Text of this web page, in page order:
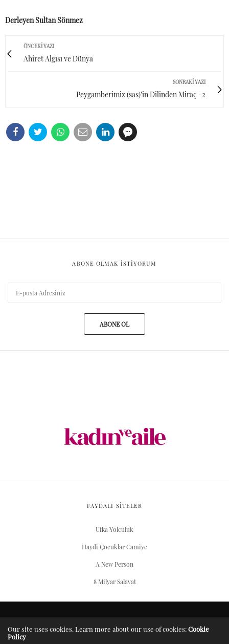
Derleyen Sultan Sönmez
ÖNCEKI YAZI
Ahiret Algısı ve Dünya
SONRAKI YAZI
Peygamberimiz (sas)’in Dilinden Miraç -2
ABONE OLMAK ISTIYORUM
ABONE OL
FAYDALI SİTELER
Ufka Yolculuk
Haydi Çocuklar Camiye
A New Person
8 Milyar Salavat
Our site uses cookies. Learn more about our use of cookies:Cookie
Policy